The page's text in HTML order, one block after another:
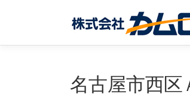
ン
名古屋市西区